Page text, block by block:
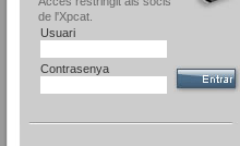
de l'Xpcat.
Usuari
Contrasenya